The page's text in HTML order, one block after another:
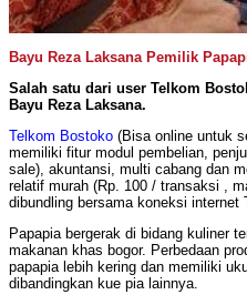
Bayu Reza Laksana Pemilik
Salah satu dari user Telkom
Bayu Reza Laksana.
Telkom Bostoko (Bisa online untuk
memiliki fitur modul pembelian,
sale), akuntansi, multi cabang dan
relatif murah (Rp. 100 / transaksi ,
dibundling bersama koneksi internet
Papapia bergerak di bidang kuliner
makanan khas bogor. Perbedaan
papapia lebih kering dan memiliki
dibandingkan kue pia lainnya.